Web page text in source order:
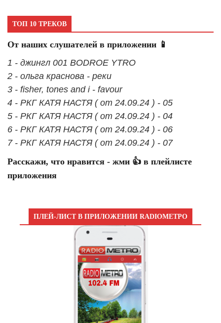
ТОП 10 ТРЕКОВ
От наших слушателей в приложении 📱
1 - джингл 001 BODROE YTRO
2 - ольга краснова - реки
3 - fisher, tones and i - favour
4 - РКГ КАТЯ НАСТЯ ( от 24.09.24 ) - 05
5 - РКГ КАТЯ НАСТЯ ( от 24.09.24 ) - 04
6 - РКГ КАТЯ НАСТЯ ( от 24.09.24 ) - 06
7 - РКГ КАТЯ НАСТЯ ( от 24.09.24 ) - 07
Расскажи, что нравится - жми 👍 в плейлисте
приложения
ПЛЕЙ-ЛИСТ В ПРИЛОЖЕНИИ RADIOМЕТРО